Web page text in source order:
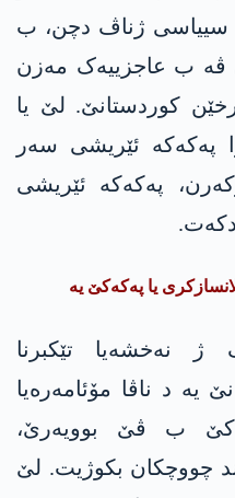
سییاسی ژناڤ دچن، ب
ڤە ب عاجزییەک مەزن
کوردستانێ. لێ یا
پەکەکە ئێریشی سەر
پەکەکە ئێریشی
یا پەکەکێ یە
ژ نەخشەیا تێکبرنا
یە د ناڤا مۆئامەرەیا
ب ڤێ بوویەرێ،
چووچکان بکوژیت. لێ